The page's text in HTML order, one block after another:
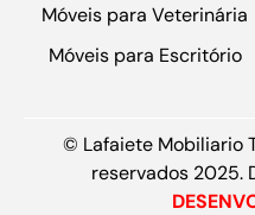
Móveis para Veterinária
Móveis para Escritório
© Lafaiete Mobiliario
reservados 2025.